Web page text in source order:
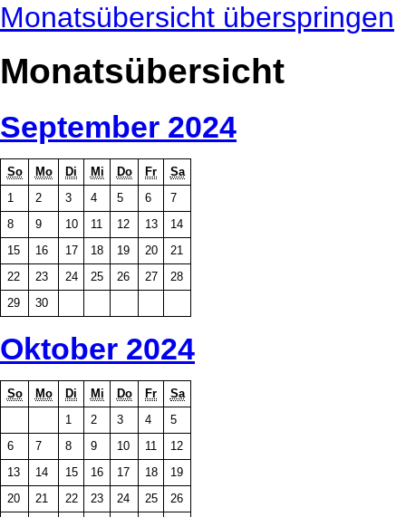
Monatsübersicht überspringen
Monatsübersicht
September 2024
So Mo Di Mi Do Fr
Sa
1
2 3 4 5 6
7
8
9 10 11 12 13
14
15
16 17 18 19 20
21
22
23 24 25 26 27
28
29
30
Oktober 2024
So Mo Di Mi Do Fr
Sa
1
2 3 4
5
6
7 8 9 10 11
12
13
14 15 16 17 18
19
20
21 22 23 24 25
26